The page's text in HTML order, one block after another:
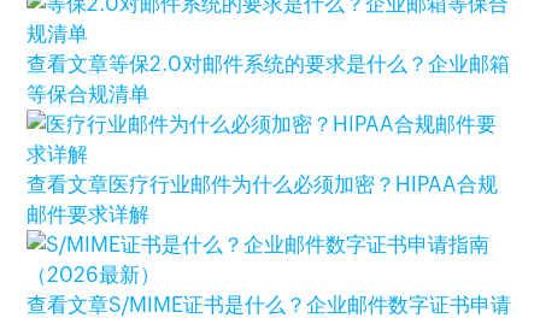
查看文章等保2.0对邮件系统的要求是什么？企业邮箱
等保合规清单
查看文章医疗行业邮件为什么必须加密？HIPAA合规
邮件要求详解
查看文章S/MIME证书是什么？企业邮件数字证书申请